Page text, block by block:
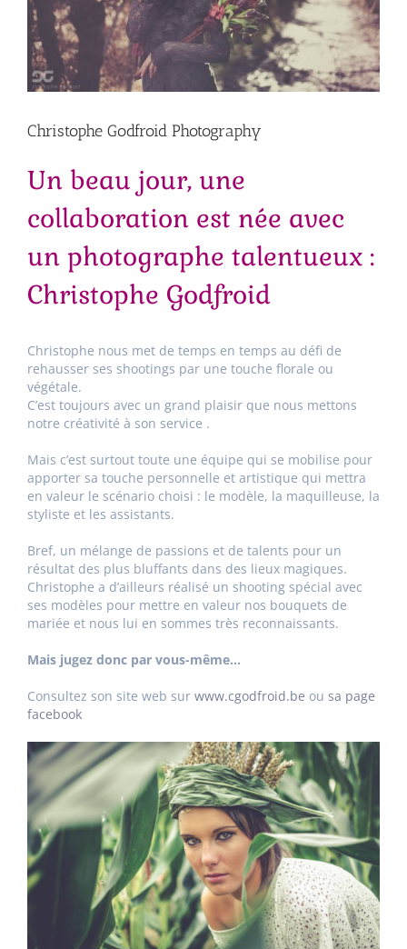
Christophe Godfroid Photography
Un beau jour, une
collaboration est née avec
un photographe talentueux :
Christophe Godfroid
Christophe nous met de temps en temps au défi de
rehausser ses shootings par une touche florale ou
végétale.
C’est toujours avec un grand plaisir que nous mettons
notre créativité à son service .
Mais c’est surtout toute une équipe qui se mobilise pour
apporter sa touche personnelle et artistique qui mettra
en valeur le scénario choisi : le modèle, la maquilleuse, la
styliste et les assistants.
Bref, un mélange de passions et de talents pour un
résultat des plus bluffants dans des lieux magiques.
Christophe a d’ailleurs réalisé un shooting spécial avec
ses modèles pour mettre en valeur nos bouquets de
mariée et nous lui en sommes très reconnaissants.
Mais jugez donc par vous-même…
Consultez son site web sur www.cgodfroid.be ou sa page
facebook